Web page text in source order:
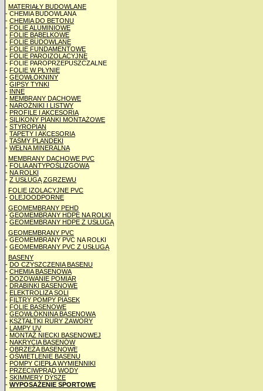
MATERIAŁY BUDOWLANE
- CHEMIA BUDOWLANA
- CHEMIA DO BETONU
- FOLIE ALUMINIOWE
- FOLIE BĄBELKOWE
- FOLIE BUDOWLANE
- FOLIE FUNDAMENTOWE
- FOLIE PAROIZOLACYJNE
- FOLIE PAROPRZEPUSZCZALNE
- FOLIE W PŁYNIE
- GEOWŁÓKNINY
- GIPSY TYNKI
- INNE
- MEMBRANY DACHOWE
- NAROŻNIKI I LISTWY
- PROFILE I AKCESORIA
- SILIKONY PIANKI MONTAŻOWE
- STYROPIAN
- TAPETY I AKCESORIA
- TAŚMY PLANDEKI
- WEŁNA MINERALNA
MEMBRANY DACHOWE PVC
- FOLIA ANTYPOŚLIZGOWA
- NA ROLKI
- Z USŁUGĄ ZGRZEWU
FOLIE IZOLACYJNE PVC
- OLEJOODPORNE
GEOMEMBRANY PEHD
- GEOMEMBRANY HDPE NA ROLKI
- GEOMEMBRANY HDPE Z USŁUGĄ
GEOMEMBRANY PVC
- GEOMEMBRANY PVC NA ROLKI
- GEOMEMBRANY PVC Z USŁUGĄ
BASENY
- DO CZYSZCZENIA BASENU
- CHEMIA BASENOWA
- DOZOWANIE POMIAR
- DRABINKI BASENOWE
- ELEKTROLIZA SOLI
- FILTRY POMPY PIASEK
- FOLIE BASENOWE
- GEOWŁÓKNINA BASENOWA
- KSZTAŁTKI RURY ZAWORY
- LAMPY UV
- MONTAŻ NIECKI BASENOWEJ
- NAKRYCIA BASENÓW
- OBRZEŻA BASENOWE
- OŚWIETLENIE BASENU
- POMPY CIEPŁA WYMIENNIKI
- PRZECIWPRĄD WODY
- SKIMMERY DYSZE
- WYPOSAŻENIE SPORTOWE